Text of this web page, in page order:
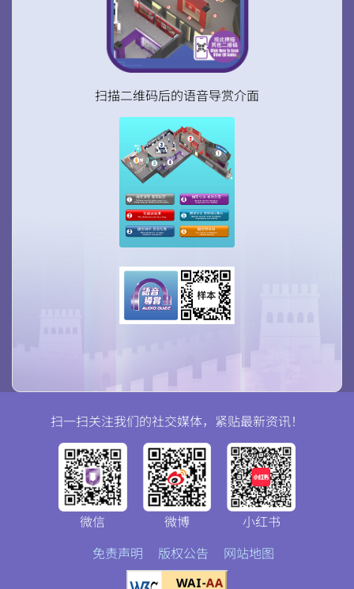
扫描二维码后的语音导赏介面
免责声明 版权公告 网站地图
扫一扫关注我们的社交媒体，紧贴最新资讯！
微信 微博 小红书